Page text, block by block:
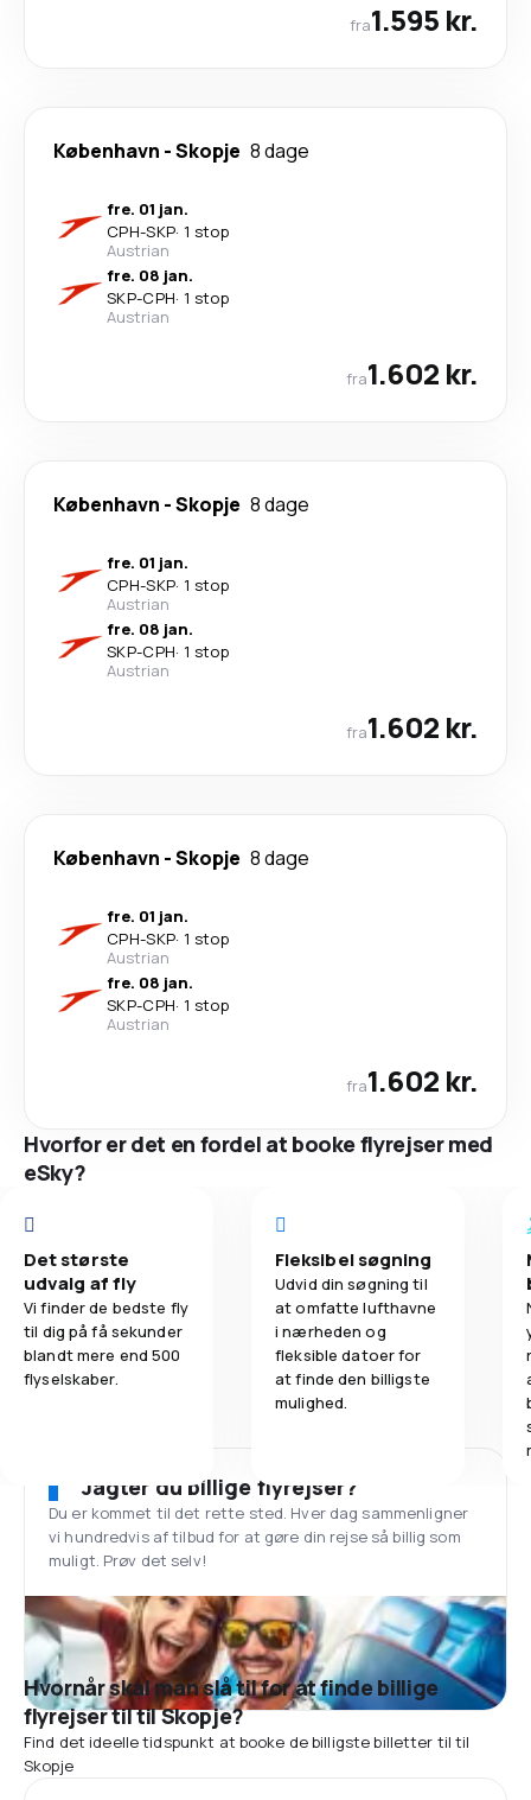
fra1.595 kr.
København -Skopje 8 dage
fre. 01 jan.
CPH-SKP· 1 stop
Austrian
fre. 08 jan.
SKP-CPH· 1 stop
Austrian
fra1.602 kr.
København -Skopje 8 dage
fre. 01 jan.
CPH-SKP· 1 stop
Austrian
fre. 08 jan.
SKP-CPH· 1 stop
Austrian
fra1.602 kr.
København -Skopje 8 dage
fre. 01 jan.
CPH-SKP· 1 stop
Austrian
fre. 08 jan.
SKP-CPH· 1 stop
Austrian
fra1.602 kr.
Hvorfor er det en fordel at booke flyrejser med
eSky?
Det største
udvalg af fly
Vi finder de bedste fly
til dig på få sekunder
blandt mere end 500
flyselskaber.
Fleksibel søgning
Udvid din søgning til
at omfatte lufthavne
i nærheden og
fleksible datoer for
at finde den billigste
mulighed.
Jagter du billige flyrejser?
Du er kommet til det rette sted. Hver dag sammenligner
vi hundredvis af tilbud for at gøre din rejse så billig som
muligt. Prøv det selv!
Hvornår skal man slå til for at finde billige
flyrejser til til Skopje?
Find det ideelle tidspunkt at booke de billigste billetter til til
Skopje